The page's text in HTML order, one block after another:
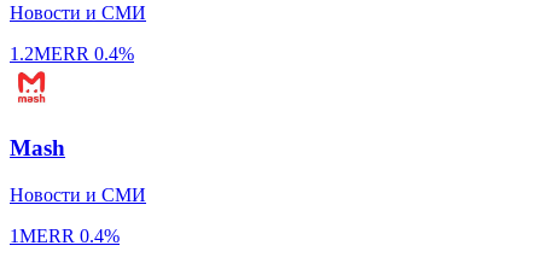
Новости и СМИ
1.2MERR 0.4%
Mash
Новости и СМИ
1MERR 0.4%